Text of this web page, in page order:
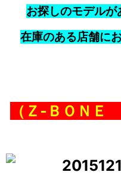
お探しのモデル
在庫のある店舗に
（Ｚ‐ＢＯＮＥ